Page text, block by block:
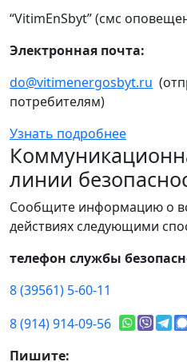
“VitimEnSbyt” (смс
Электронная почта:
do@vitimenergosbyt.ru
потребителям)
Узнать подробнее
линии
Сообщите информацию о
действиях следующими
телефон службы
8 (39561) 5-60-11
8 (914) 914-09-56
Пишите: